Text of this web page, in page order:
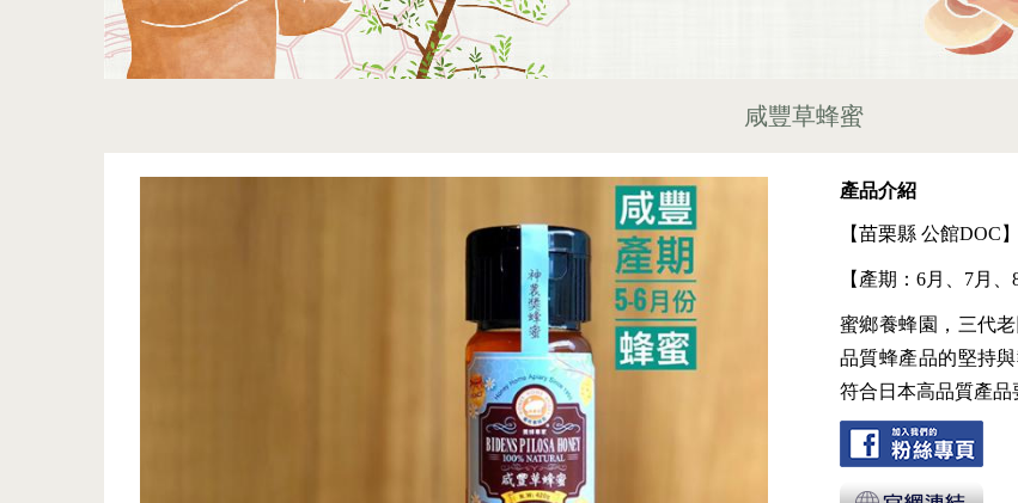
咸豐草蜂蜜
產品介紹
【苗栗縣 公館DOC】
【產期：6月、7月、
蜜鄉養蜂園，三代
品質蜂產品的堅持
符合日本高品質產品